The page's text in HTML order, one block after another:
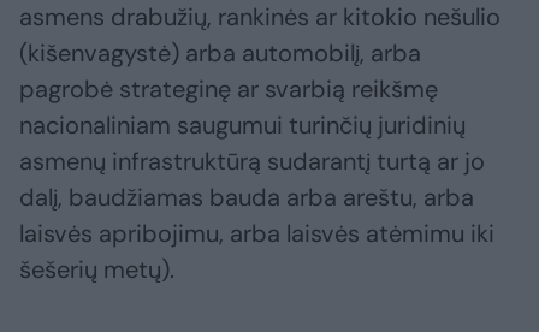
asmens drabužių, rankinės ar kitokio nešulio
(kišenvagystė) arba automobilį, arba
pagrobė strateginę ar svarbią reikšmę
nacionaliniam saugumui turinčių juridinių
asmenų infrastruktūrą sudarantį turtą ar jo
dalį, baudžiamas bauda arba areštu, arba
laisvės apribojimu, arba laisvės atėmimu iki
šešerių metų).